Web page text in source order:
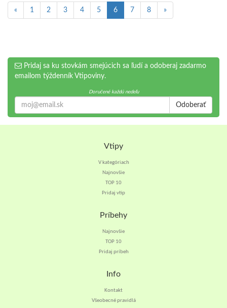
« 1 2 3 4 5 6 7 8 »
Pridaj sa ku stovkám smejúcich sa ľudí a odoberaj zadarmo
emailom týždenník Vtipoviny.
Doručené každú nedeľu
Odoberať
Vtipy
V kategóriach
Najnovšie
TOP 10
Pridaj vtip
Príbehy
Najnovšie
TOP 10
Pridaj príbeh
Info
Kontakt
Všeobecné pravidlá